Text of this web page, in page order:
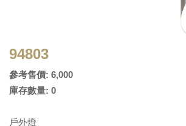
94803
參考售價: 6,000
庫存數量: 0
戶外燈